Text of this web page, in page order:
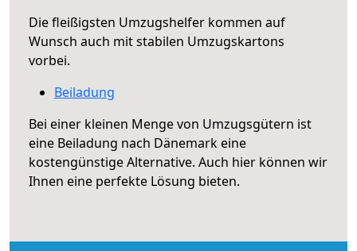
Die fleißigsten Umzugshelfer kommen auf
Wunsch auch mit stabilen Umzugskartons
vorbei.
Beiladung
Bei einer kleinen Menge von Umzugsgütern ist
eine Beiladung nach Dänemark eine
kostengünstige Alternative. Auch hier können wir
Ihnen eine perfekte Lösung bieten.